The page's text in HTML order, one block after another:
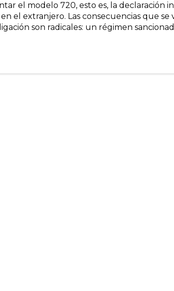
el modelo 720, esto es, la declaración
el extranjero. Las consecuencias que se
son radicales: un régimen